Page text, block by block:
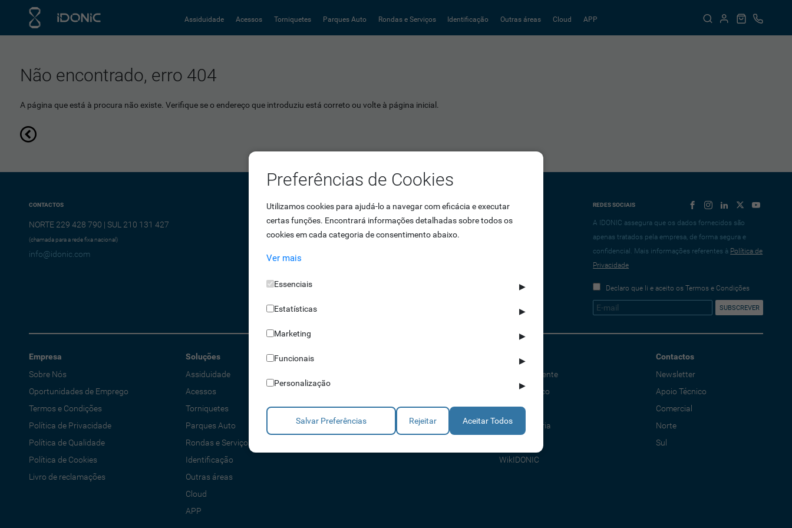
Assiduidade Acessos Torniquetes Parques Auto Rondas e Serviços Identificação Outras áreas Cloud APP
Não encontrado, erro 404
A página que está à procura não existe. Verifique se o endereço que introduziu está correto ou volte à página inicial.
CONTACTOS
NORTE 229 428 790 | SUL 210 131 427
(chamada para a rede fixa nacional)
info@idonic.com
REDES SOCIAIS
A IDONIC assegura que os dados fornecidos são
apenas tratados pela empresa, de forma segura e
confidencial. Mais informações referentes à Política de
Privacidade
Declaro que li e aceito os Termos e Condições
Empresa
Sobre Nós
Oportunidades de Emprego
Termos e Condições
Política de Privacidade
Política de Qualidade
Política de Cookies
Livro de reclamações
Soluções
Assiduidade
Acessos
Torniquetes
Parques Auto
Rondas e Serviços
Identificação
Outras áreas
Cloud
APP
Integradores
Ajuda
Apoio ao Cliente
Apoio Técnico
Comercial
Consultadoria
WikIDONIC
Contactos
Newsletter
Apoio Técnico
Comercial
Norte
Sul
Preferências de Cookies
Utilizamos cookies para ajudá-lo a navegar com eficácia e executar
certas funções. Encontrará informações detalhadas sobre todos os
cookies em cada categoria de consentimento abaixo.
Ver mais
Essenciais ▶
Estatísticas ▶
Marketing ▶
Funcionais ▶
Personalização ▶
Salvar Preferências Rejeitar Aceitar Todos